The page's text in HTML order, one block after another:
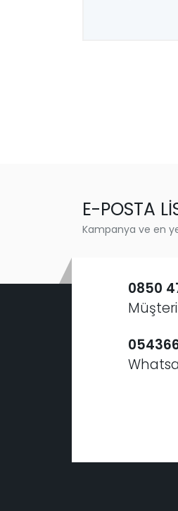
E-POSTA
Kampanya ve en
0850